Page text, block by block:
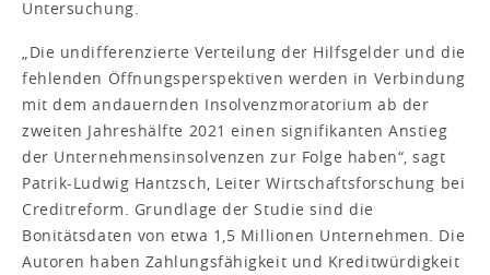
Untersuchung.
„Die undifferenzierte Verteilung der Hilfsgelder und die
fehlenden Öffnungsperspektiven werden in Verbindung
mit dem andauernden Insolvenzmoratorium ab der
zweiten Jahreshälfte 2021 einen signifikanten Anstieg
der Unternehmensinsolvenzen zur Folge haben“, sagt
Patrik-Ludwig Hantzsch, Leiter Wirtschaftsforschung bei
Creditreform. Grundlage der Studie sind die
Bonitätsdaten von etwa 1,5 Millionen Unternehmen. Die
Autoren haben Zahlungsfähigkeit und Kreditwürdigkeit